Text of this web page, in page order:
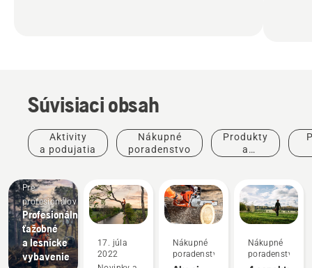
Súvisiaci obsah
Aktivity
a podujatia
Nákupné
poradenstvo
Produkty
a
Pre
profesionálov
Profesionálne
ťažobné
a lesnícke
vybavenie
17. júla
2022
Nákupné
poradenstvo
Nákupné
poradenstvo